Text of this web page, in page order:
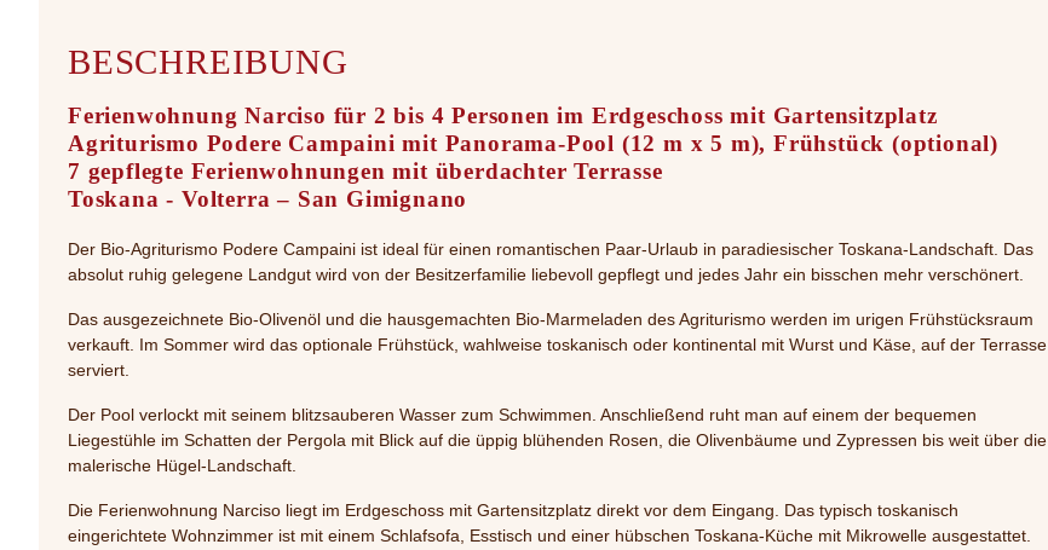
BESCHREIBUNG
Ferienwohnung Narciso für 2 bis 4 Personen im Erdgeschoss mit Gartensitzplatz
Agriturismo Podere Campaini mit Panorama-Pool (12 m x 5 m), Frühstück (optional)
7 gepflegte Ferienwohnungen mit überdachter Terrasse
Toskana - Volterra – San Gimignano
Der Bio-Agriturismo Podere Campaini ist ideal für einen romantischen Paar-Urlaub in paradiesischer Toskana-Landschaft. Das
absolut ruhig gelegene Landgut wird von der Besitzerfamilie liebevoll gepflegt und jedes Jahr ein bisschen mehr verschönert.
Das ausgezeichnete Bio-Olivenöl und die hausgemachten Bio-Marmeladen des Agriturismo werden im urigen Frühstücksraum
verkauft. Im Sommer wird das optionale Frühstück, wahlweise toskanisch oder kontinental mit Wurst und Käse, auf der Terrasse
serviert.
Der Pool verlockt mit seinem blitzsauberen Wasser zum Schwimmen. Anschließend ruht man auf einem der bequemen
Liegestühle im Schatten der Pergola mit Blick auf die üppig blühenden Rosen, die Olivenbäume und Zypressen bis weit über die
malerische Hügel-Landschaft.
Die Ferienwohnung Narciso liegt im Erdgeschoss mit Gartensitzplatz direkt vor dem Eingang. Das typisch toskanisch
eingerichtete Wohnzimmer ist mit einem Schlafsofa, Esstisch und einer hübschen Toskana-Küche mit Mikrowelle ausgestattet.